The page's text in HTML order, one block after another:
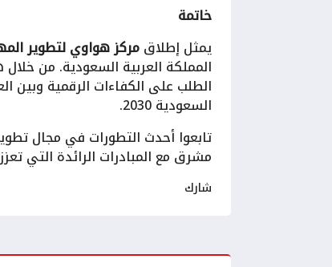
خاتمة
يمثل إطلاقمركز هواوي لتطوير
المملكة العربية السعودية. من
الطلب على الكفاءات الرقمية وبين
السعودية 2030.
تابعوا أحدث التطورات في مجال
مشرق مع المبادرات الرائدة التي
شارك